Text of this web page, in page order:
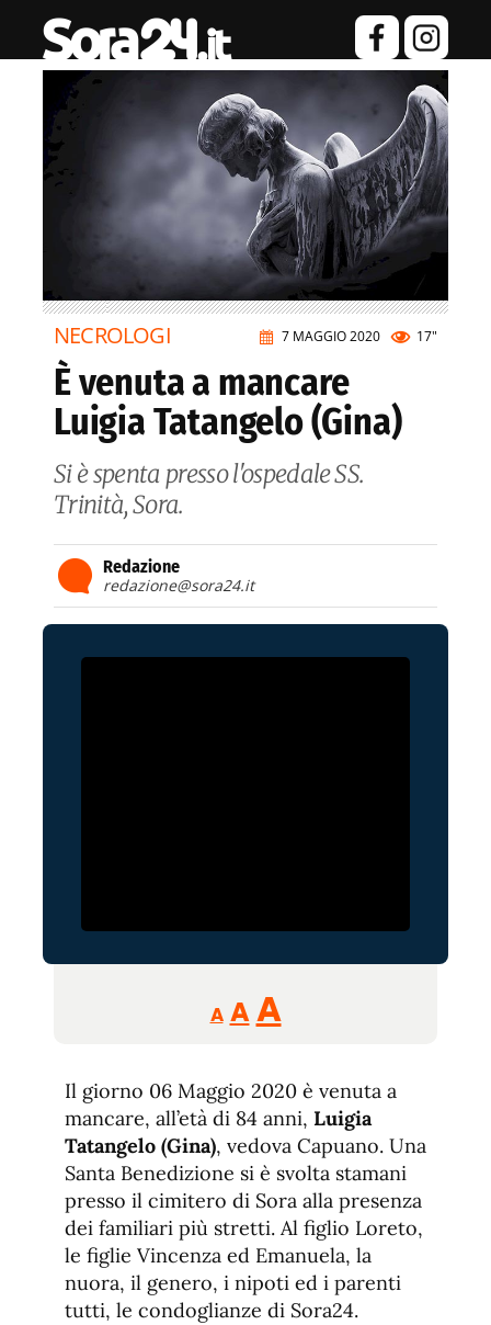
7 MAGGIO 2020 17"
NECROLOGI
È venuta a mancare
Luigia Tatangelo (Gina)
Si è spenta presso l'ospedale SS.
Trinità, Sora.
Redazione
redazione@sora24.it
A
Reducir
tamaño
A Restablecer
de
fuente
AAumentar
de
fuente.
Il giorno 06 Maggio 2020 è venuta a
mancare, all’età di 84 anni, Luigia
Tatangelo (Gina), vedova Capuano. Una
Santa Benedizione si è svolta stamani
presso il cimitero di Sora alla presenza
dei familiari più stretti. Al figlio Loreto,
le figlie Vincenza ed Emanuela, la
nuora, il genero, i nipoti ed i parenti
tutti, le condoglianze di Sora24.